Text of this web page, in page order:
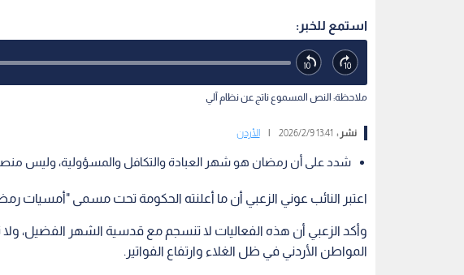
استمع للخبر:
ملاحظة: النص المسموع ناتج عن نظام آلي
نشر : 13:41 2026/2/9 الأردن
شدد على أن رمضان هو شهر العبادة والتكافل والمسؤولية، وليس منصة
اعتبر النائب عوني الزعبي أن ما أعلنته الحكومة تحت مسمى "أمسيات
وأكد الزعبي أن هذه الفعاليات لا تنسجم مع قدسية الشهر الفضيل،
المواطن الأردني في ظل الغلاء وارتفاع الفواتير.